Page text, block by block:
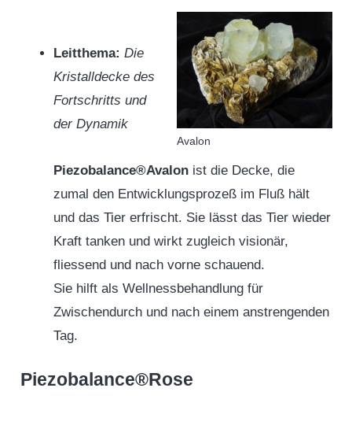
Avalon
Leitthema: Die
Kristalldecke des
Fortschritts und
der Dynamik
Piezobalance®Avalon ist die Decke, die
zumal den Entwicklungsprozeß im Fluß hält
und das Tier erfrischt. Sie lässt das Tier wieder
Kraft tanken und wirkt zugleich visionär,
fliessend und nach vorne schauend.
Sie hilft als Wellnessbehandlung für
Zwischendurch und nach einem anstrengenden
Tag.
Piezobalance®Rose